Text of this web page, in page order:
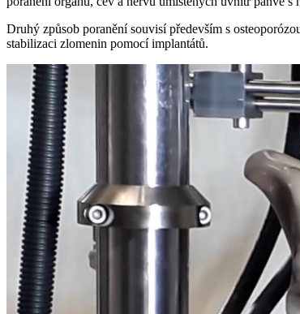
Druhý způsob poranění souvisí především s
stabilizaci zlomenin pomocí implantátů.